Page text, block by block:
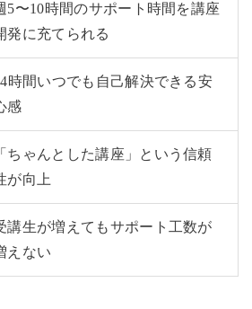
5〜10時間のサポート時間を講座
発に充てられる
時間いつでも自己解決できる安
感
「ちゃんとした講座」という信頼
が向上
講生が増えてもサポート工数が
えない